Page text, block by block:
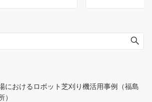
におけるロボット芝刈り機活用事例（福島